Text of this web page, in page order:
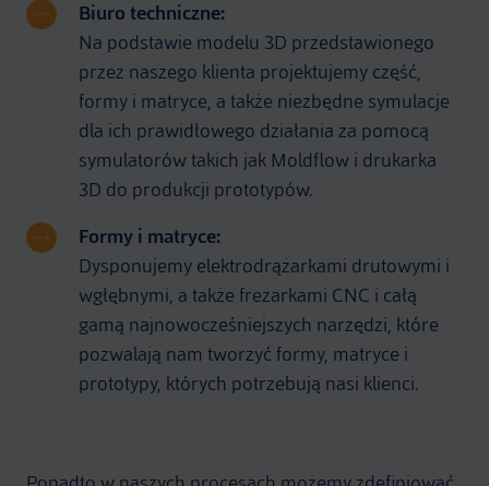
Biuro techniczne:
Na podstawie modelu 3D przedstawionego
przez naszego klienta projektujemy część,
formy i matryce, a także niezbędne symulacje
dla ich prawidłowego działania za pomocą
symulatorów takich jak Moldflow i drukarka
3D do produkcji prototypów.
Formy i matryce:
Dysponujemy elektrodrążarkami drutowymi i
wgłębnymi, a także frezarkami CNC i całą
gamą najnowocześniejszych narzędzi, które
pozwalają nam tworzyć formy, matryce i
prototypy, których potrzebują nasi klienci.